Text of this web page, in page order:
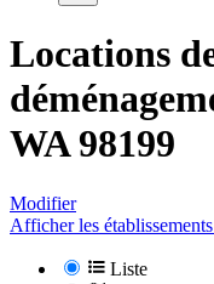
Locations
WA 98199
Modifier
Afficher les
Liste